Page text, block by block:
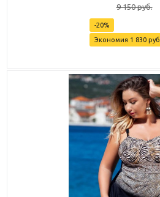
9 150руб.
-20%
Экономия 1 830руб.